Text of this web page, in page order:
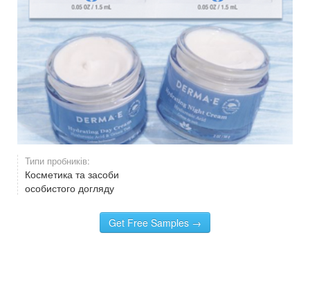
Типи пробників:
Косметика та засоби
особистого догляду
Get Free Samples →